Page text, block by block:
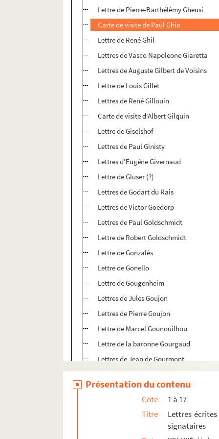
Lettre de Pierre-Barthélémy Gheusi
Carte de visite de Paul Ghio
Lettre de René Ghil
Lettres de Vasco Napoleone Giaretta
Lettres de Auguste Gilbert de Voisins
Lettre de Louis Gillet
Lettres de René Gillouin
Carte de visite d'Albert Gilquin
Lettre de Giselshof
Lettres de Paul Ginisty
Lettres d'Eugène Givernaud
Lettre de Gluser (?)
Lettres de Godart du Rais
Lettres de Victor Goedorp
Lettres de Paul Goldschmidt
Lettre de Robert Goldschmidt
Lettre de Gonzalès
Lettre de Gonello
Lettre de Gougenheim
Lettres de Jules Goujon
Lettres de Pierre Goujon
Lettre de Marcel Gounouilhou
Lettre de la baronne Gourgaud
Lettres de Jean de Gourmont
Lettres de Georges Goyau
Cartes de visite de George Grand
Lettres de Georges Grappe
Lettre de la comtesse de Greffulhe
Présentation du contenu
Cote
1 à 17
Titre
Lettres
signataires